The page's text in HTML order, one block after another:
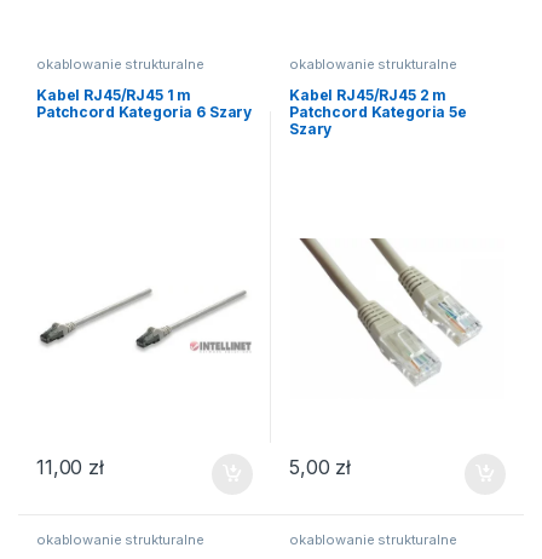
okablowanie strukturalne
Kabel RJ45/RJ45 1 m
Patchcord Kategoria 6 Szary
11,00 zł
okablowanie strukturalne
Kabel RJ45/RJ45 2 m
Patchcord Kategoria 5e
Szary
5,00 zł
okablowanie strukturalne okablowanie strukturalne